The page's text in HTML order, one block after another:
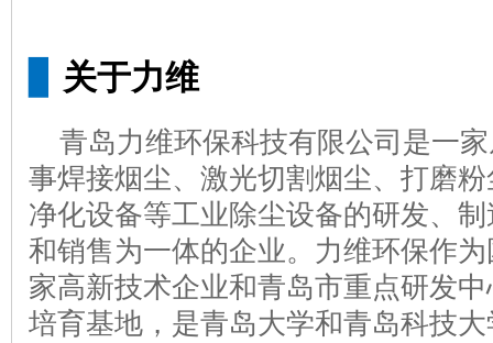
关于力维
青岛力维环保科技有限公司是一
事焊接烟尘、激光切割烟尘、打磨粉
净化设备等工业除尘设备的研发、制
和销售为一体的企业。力维环保作为
家高新技术企业和青岛市重点研发中
培育基地，是青岛大学和青岛科技